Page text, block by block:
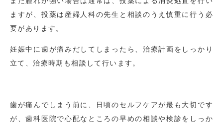
ますが、投薬は産婦人科の先生と相談のうえ慎重に行う必
要があります。
妊娠中に歯が痛みだしてしまったら、治療計画をしっかり
立て、治療時期も相談して行います。
歯が痛んでしまう前に、日頃のセルフケアが最も大切です
が、歯科医院で心配なところの早めの相談や検診をしっか